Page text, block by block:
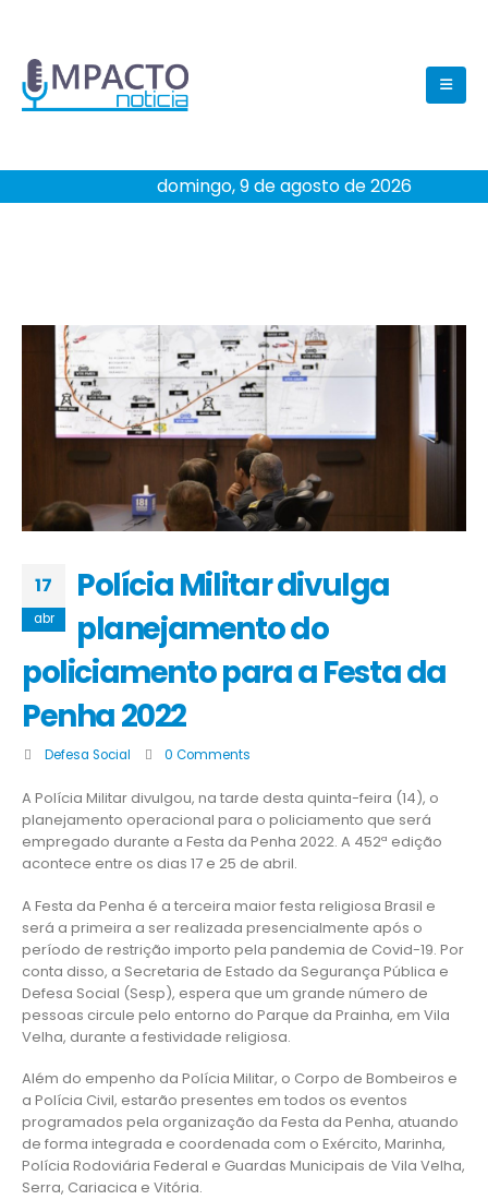
domingo, 9 de agosto de 2026
17
abr
Polícia Militar divulga
planejamento do
policiamento para a Festa da
Penha 2022
Defesa Social 0 Comments
A Polícia Militar divulgou, na tarde desta quinta-feira (14), o
planejamento operacional para o policiamento que será
empregado durante a Festa da Penha 2022. A 452ª edição
acontece entre os dias 17 e 25 de abril.
A Festa da Penha é a terceira maior festa religiosa Brasil e
será a primeira a ser realizada presencialmente após o
período de restrição importo pela pandemia de Covid-19. Por
conta disso, a Secretaria de Estado da Segurança Pública e
Defesa Social (Sesp), espera que um grande número de
pessoas circule pelo entorno do Parque da Prainha, em Vila
Velha, durante a festividade religiosa.
Além do empenho da Polícia Militar, o Corpo de Bombeiros e
a Polícia Civil, estarão presentes em todos os eventos
programados pela organização da Festa da Penha, atuando
de forma integrada e coordenada com o Exército, Marinha,
Polícia Rodoviária Federal e Guardas Municipais de Vila Velha,
Serra, Cariacica e Vitória.